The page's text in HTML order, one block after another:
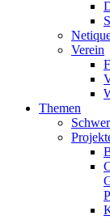
Verein
Themen